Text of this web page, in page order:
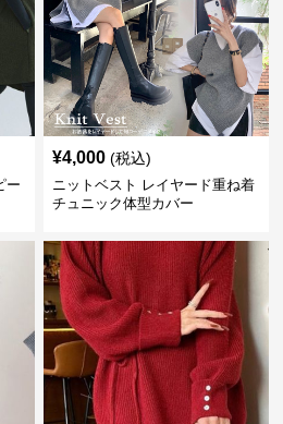
ー
¥4,000 (税込)
ニットベスト レイヤード重ね着
チュニック体型カバー